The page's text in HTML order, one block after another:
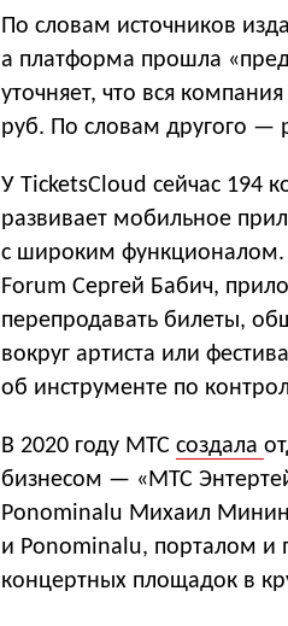
По словам источников
а платформа прошла
уточняет, что вся
руб. По словам другого —
У TicketsCloud сейчас 194
развивает мобильное
с широким функционалом.
Forum Сергей Бабич,
перепродавать билеты,
вокруг артиста или
об инструменте по
В 2020 году МТС создала
бизнесом — «МТС
Ponominalu Михаил
и Ponominalu, порталом и
концертных площадок в